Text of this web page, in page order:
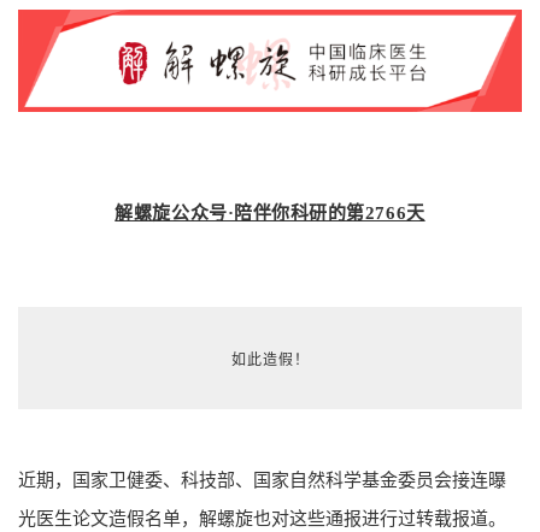
解螺旋公众号·陪伴你科研的第2766天
如此造假！
近期，国家卫健委、科技部、国家自然科学基金委员会接连曝
光医生论文造假名单，解螺旋也对这些通报进行过转载报道。